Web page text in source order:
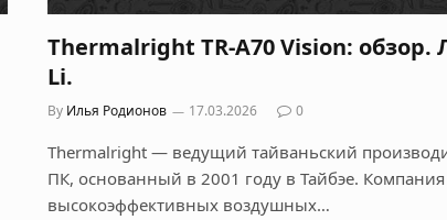
Thermalright TR-A70 Vision:
Li.
By Илья Родионов 17.03.2026 0
Thermalright — ведущий тайваньский
ПК, основанный в 2001 году в Тайбэе. Компания
высокоэффективных воздушных…